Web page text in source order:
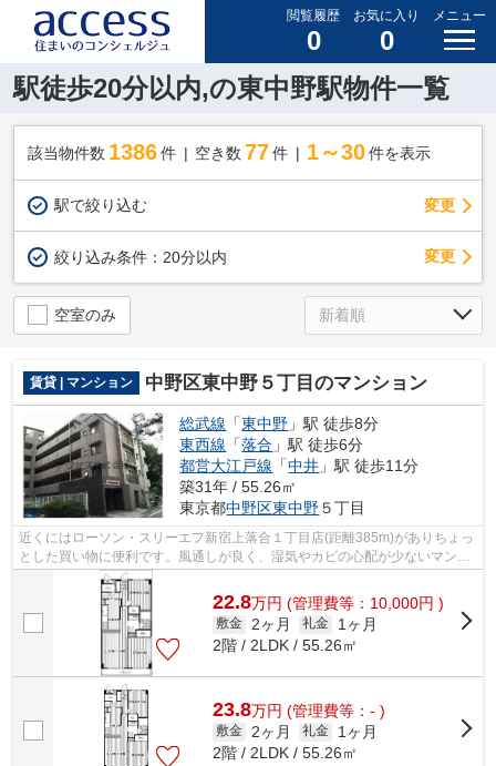
閲覧履歴
0
お気に入り
0
メニュー
駅徒歩20分以内,の東中野駅物件一覧
該当物件数 1386件 空き数 77 件 1～30 件を表示
駅で絞り込む 変更
絞り込み条件： 20分以内 変更
空室のみ
賃貸 | マンション 中野区東中野５丁目のマンション
総武線 「東中野 」駅 徒歩8分
東西線 「落合 」駅 徒歩6分
都営大江戸線 「中井 」駅 徒歩11分
築31年 / 55.26㎡
東京都中野区東中野５丁目
近くにはローソン・スリーエフ新宿上落合１丁目店(距離385m)がありちょっ
とした買い物に便利です。風通しが良く、湿気やカビの心配が少ないマンシ
ョンです。設備やレイアウトにもこだ...
22.8万円 (管理費等：10,000円 )
敷金 2ヶ月 礼金
1ヶ月
2階 / 2LDK / 55.26㎡
23.8万円 (管理費等：- )
敷金 2ヶ月 礼金
1ヶ月
2階 / 2LDK / 55.26㎡